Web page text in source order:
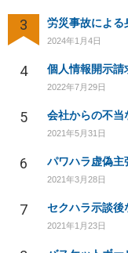
3
2024年1月4日
4 個人情報開示請
2022年7月29日
5 会社からの不当
2021年5月31日
6 パワハラ虚偽主
2021年3月28日
7 セクハラ示談後
2021年1月23日